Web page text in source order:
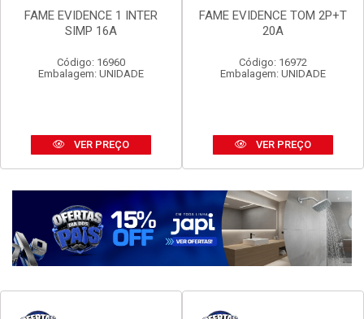
FAME EVIDENCE 1 INTER
SIMP 16A
Código: 16960
Embalagem: UNIDADE
VER PREÇO
FAME EVIDENCE TOM 2P+T
20A
Código: 16972
Embalagem: UNIDADE
VER PREÇO